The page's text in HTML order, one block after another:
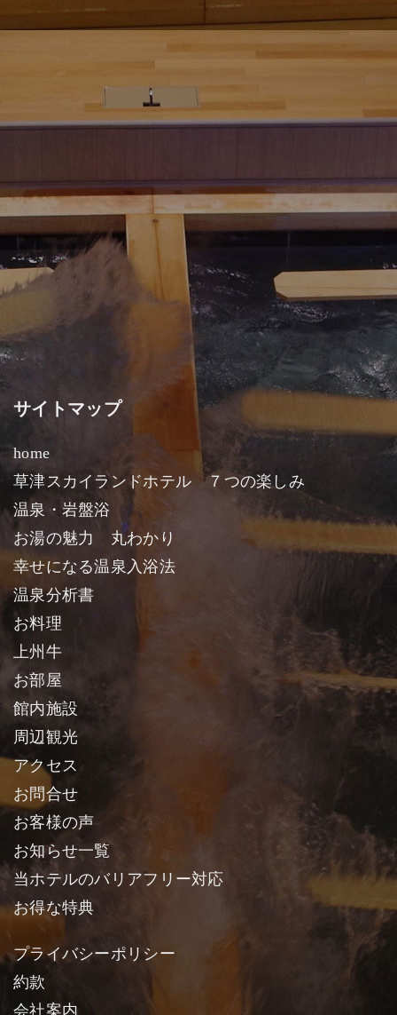
サイトマップ
home
草津スカイランドホテル ７つの楽しみ
温泉・岩盤浴
お湯の魅力 丸わかり
幸せになる温泉入浴法
温泉分析書
お料理
上州牛
お部屋
館内施設
周辺観光
アクセス
お問合せ
お客様の声
お知らせ一覧
当ホテルのバリアフリー対応
お得な特典
プライバシーポリシー
約款
会社案内